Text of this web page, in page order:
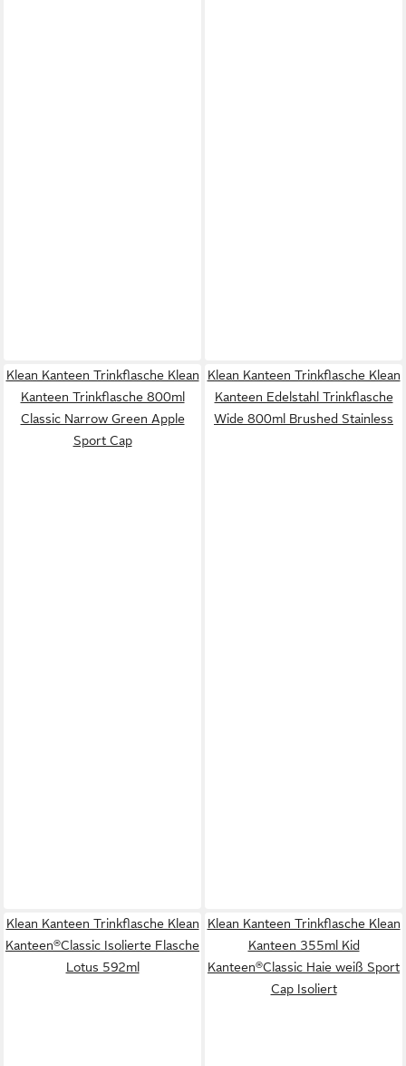
Klean Kanteen Trinkflasche Klean
Kanteen Trinkflasche 800ml
Classic Narrow Green Apple
Sport Cap
Klean Kanteen Trinkflasche Klean
Kanteen Edelstahl Trinkflasche
Wide 800ml Brushed Stainless
Klean Kanteen Trinkflasche Klean
Kanteen®Classic Isolierte Flasche
Lotus 592ml
Klean Kanteen Trinkflasche Klean
Kanteen 355ml Kid
Kanteen®Classic Haie weiß Sport
Cap Isoliert